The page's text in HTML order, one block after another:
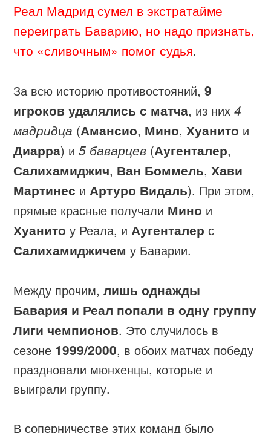
Реал Мадрид сумел в экстратайме
переиграть Баварию, но надо признать,
что «сливочным» помог судья.
За всю историю противостояний,9
игроков удалялись с матча, из них4
мадридца (Амансио, Мино,Хуанито и
Диарра) и5 баварцев (Аугенталер,
Салихамиджич, Ван Боммель,Хави
Мартинес иАртуро Видаль). При этом,
прямые красные получали Мино и
Хуанито у Реала, иАугенталер с
Салихамиджичем у Баварии.
Между прочим,лишь однажды
Бавария и Реал попали в одну группу
Лиги чемпионов. Это случилось в
сезоне 1999/2000, в обоих матчах победу
праздновали мюнхенцы, которые и
выиграли группу.
В соперничестве этих команд было